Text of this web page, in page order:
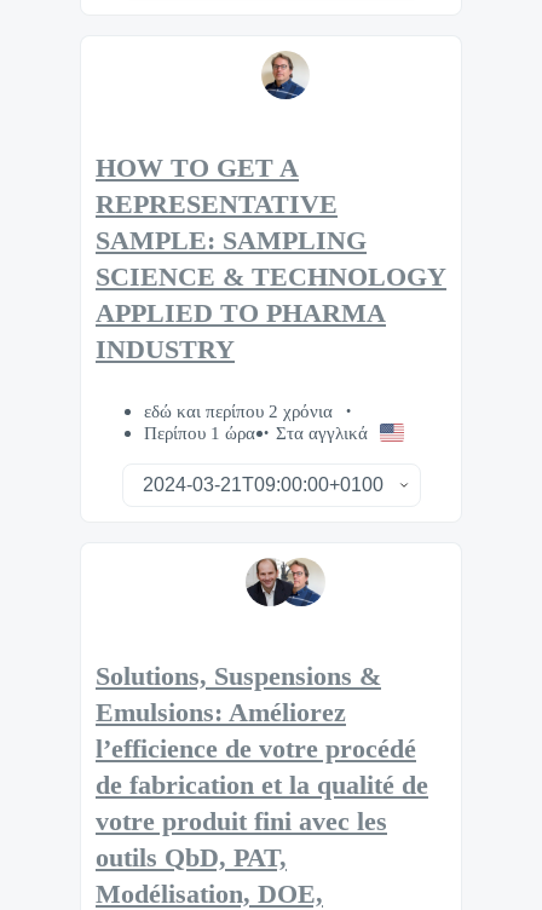
HOW TO GET A
REPRESENTATIVE
SAMPLE: SAMPLING
SCIENCE & TECHNOLOGY
APPLIED TO PHARMA
INDUSTRY
εδώ και περίπου 2 χρόνια
Περίπου 1 ώρα
Στα αγγλικά
Solutions, Suspensions &
Emulsions: Améliorez
l’efficience de votre procédé
de fabrication et la qualité de
votre produit fini avec les
outils QbD, PAT,
Modélisation, DOE,